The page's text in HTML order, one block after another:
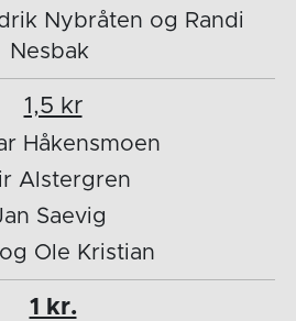
Nybråten og Randi
Nesbak
1,5 kr
Håkensmoen
Alstergren
Saevig
Ole Kristian
1 kr.